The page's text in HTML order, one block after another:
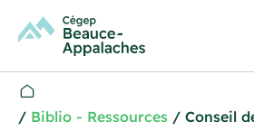
/ Biblio - Ressources / Conseil